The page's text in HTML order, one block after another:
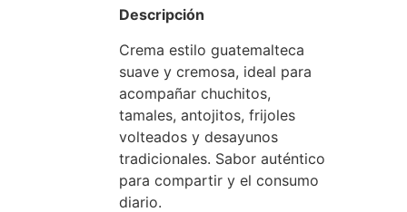
Descripción
Crema estilo guatemalteca
suave y cremosa, ideal para
acompañar chuchitos,
tamales, antojitos, frijoles
volteados y desayunos
tradicionales. Sabor auténtico
para compartir y el consumo
diario.